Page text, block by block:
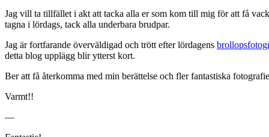
Jag vill ta tillfället i akt att tacka alla er som kom till mig för att få
tagna i lördags, tack alla underbara brudpar.
Jag är fortfarande överväldigad och trött efter lördagens
detta blog upplägg blir ytterst kort.
Ber att få återkomma med min berättelse och fler fantastiska
Varmt!!
—